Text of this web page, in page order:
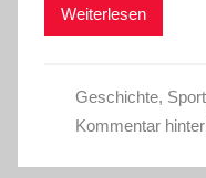
Weiterlesen
Geschichte, Sport
Kommentar